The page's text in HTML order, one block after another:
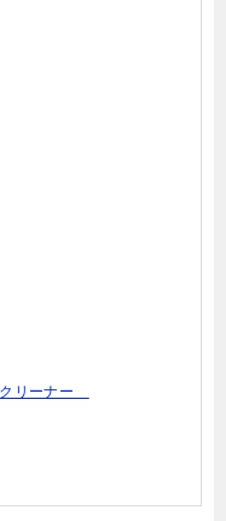
リーナー